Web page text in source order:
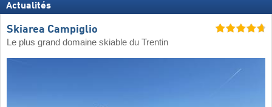
Actualités
Skiarea Campiglio
Le plus grand domaine skiable du Trentin